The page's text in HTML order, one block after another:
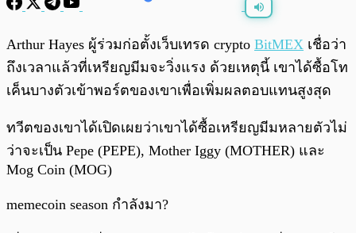
0:00
Arthur Hayes ผู้ร่วมก่อตั้งเว็บเทรด crypto BitMEX เชื่อว่า
ถึงเวลาแล้วที่เหรียญมีมจะวิ่งแรง ด้วยเหตุนี้ เขาได้ซื้อโท
เค็นบางตัวเข้าพอร์ตของเขาเพื่อเพิ่มผลตอบแทนสูงสุด
ทวีตของเขาได้เปิดเผยว่าเขาได้ซื้อเหรียญมีมหลายตัวไม่
ว่าจะเป็น Pepe (PEPE), Mother Iggy (MOTHER) และ
Mog Coin (MOG)
memecoin season กำลังมา?